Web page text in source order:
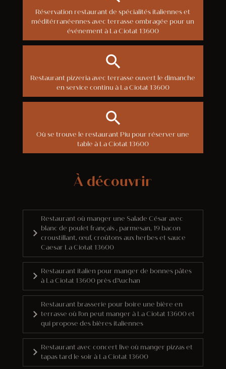
Réservation restaurant de spécialités italiennes et
méditérranéennes avec terrasse ombragée pour un
événement à La Ciotat 13600
Restaurant pizzeria avec terrasse ouvert le dimanche
en service continu à La Ciotat 13600
Où se trouve le restaurant Piu pour réserver une
table à La Ciotat 13600
À découvrir
Restaurant où manger une Salade César avec
blanc de poulet français , parmesan, 19 bacon
croustillant, œuf, croûtons aux herbes et sauce
Caesar La Ciotat 13600
Restaurant italien pour manger de bonnes pâtes
à La Ciotat 13600 près d'Auchan
Restaurant brasserie pour boire une bière en
terrasse où l'on peut manger à La Ciotat 13600 et
qui propose des bières italiennes
Restaurant avec concert live où manger pizzas et
tapas tard le soir à La Ciotat 13600